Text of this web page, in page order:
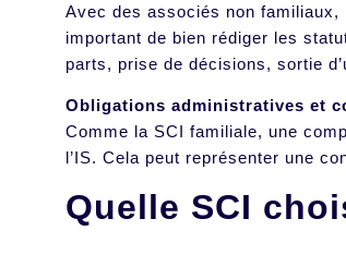
Avec des associés non familiaux,
important de bien rédiger les
parts, prise de décisions, sortie
Obligations administratives et
Comme la SCI familiale, une
l’IS. Cela peut représenter une
Quelle SCI